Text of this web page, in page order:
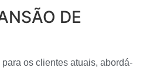
DE
os clientes atuais, abordá-